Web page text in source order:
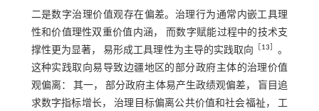
二是数字治理价值观存在偏差。治理行为通常内嵌工具理
性和价值理性双重价值内涵， 而数字赋能过程中的技术支
撑性更为显著， 易形成工具理性为主导的实践取向
［13］ 。
这种实践取向易导致边疆地区的部分政府主体的治理价值
观偏离： 其一， 部分政府主体易产生政绩观偏差， 盲目追
求数字指标增长， 治理目标偏离公共价值和社会福祉， 工